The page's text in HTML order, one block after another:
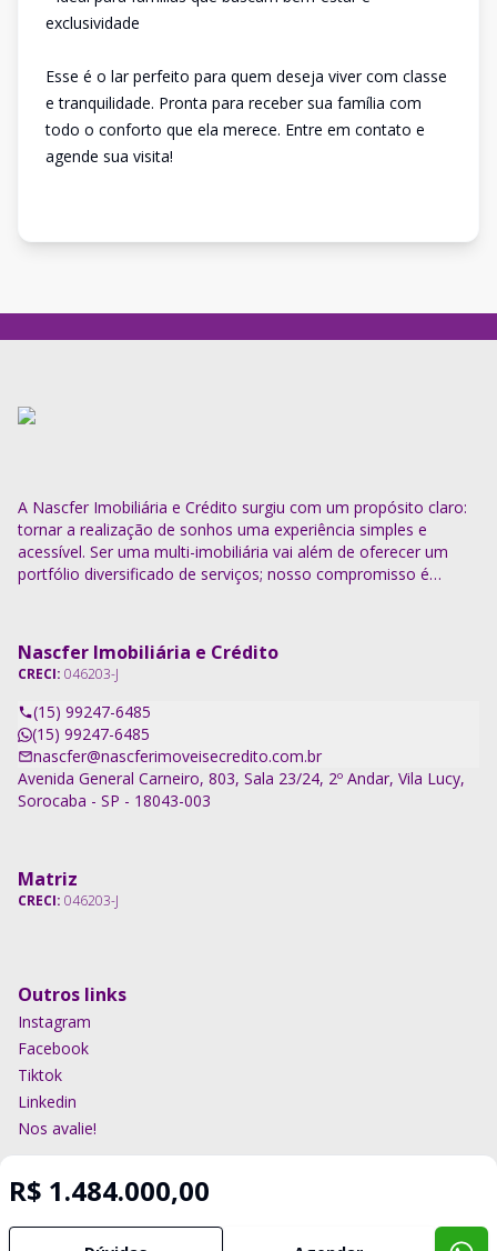
exclusividade
Esse é o lar perfeito para quem deseja viver com classe
e tranquilidade. Pronta para receber sua família com
todo o conforto que ela merece. Entre em contato e
agende sua visita!
R$ 1.484.000,00
A Nascfer Imobiliária e Crédito surgiu com um propósito claro:
tornar a realização de sonhos uma experiência simples e
acessível. Ser uma multi-imobiliária vai além de oferecer um
portfólio diversificado de serviços; nosso compromisso é
Nascfer Imobiliária e Crédito
CRECI: 046203-J
(15) 99247-6485
(15) 99247-6485
nascfer@nascferimoveisecredito.com.br
Avenida General Carneiro, 803, Sala 23/24, 2º Andar, Vila Lucy,
Sorocaba - SP - 18043-003
Matriz
CRECI: 046203-J
Outros links
Instagram
Facebook
Tiktok
Linkedin
Nos avalie!
Selo de Tecnologia Loft